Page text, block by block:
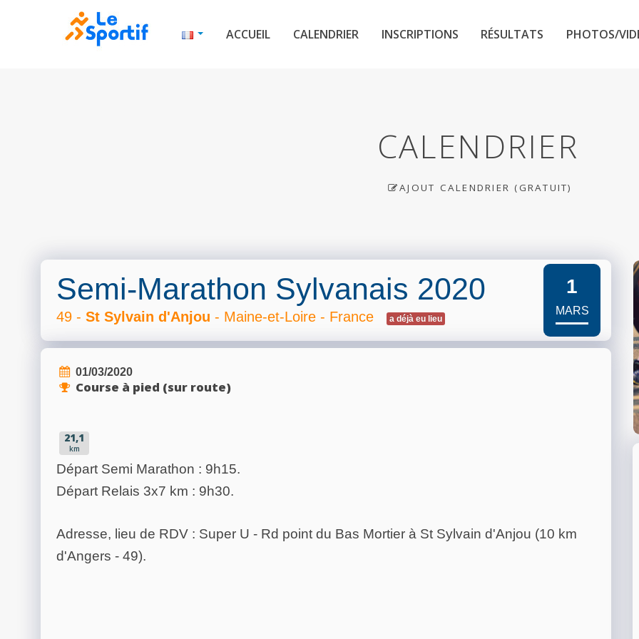
ACCUEIL CALENDRIER INSCRIPTIONS RÉSULTATS PHOTOS/
CALENDRIER
AJOUT CALENDRIER (GRATUIT)
Semi-Marathon Sylvanais 2020
49 - St Sylvain d'Anjou - Maine-et-Loire - France a déjà eu lieu
1
MARS
01/03/2020
Course à pied (sur route)
21,1
km
Départ Semi Marathon : 9h15.
Départ Relais 3x7 km : 9h30.
Adresse, lieu de RDV : Super U - Rd point du Bas Mortier à St Sylvain d'Anjou (10 km
d'Angers - 49).